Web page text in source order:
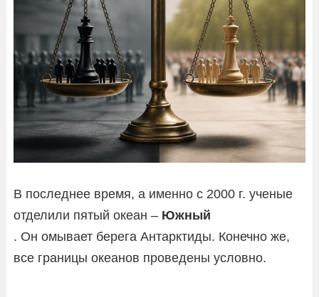
В последнее время, а именно с 2000 г. ученые
отделили пятый океан – Южный
. Он омывает берега Антарктиды. Конечно же,
все границы океанов проведены условно.